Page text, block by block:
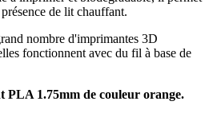
de lit chauffant.
nombre d'imprimantes 3D
fonctionnent avec du fil à base de
PLA 1.75mm de couleur orange.